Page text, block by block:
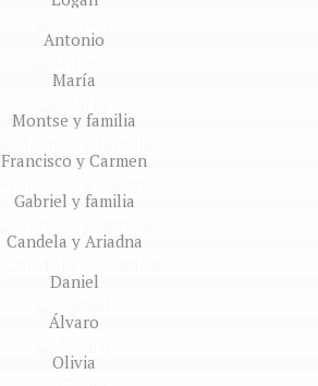
Antonio
María
Montse y familia
Francisco y Carmen
Gabriel y familia
Candela y Ariadna
Daniel
Álvaro
Olivia